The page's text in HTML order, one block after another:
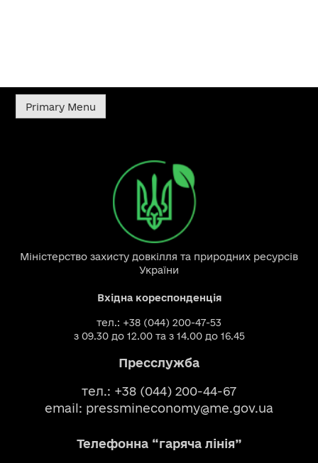
Primary Menu
Міністерство захисту довкілля та природних ресурсів
України
Вхідна кореспонденція
тел.: +38 (044) 200-47-53
з 09.30 до 12.00 та з 14.00 до 16.45
Пресслужба
тел.: +38 (044) 200-44-67
email: pressmineconomy@me.gov.ua
Телефонна “гаряча лінія”